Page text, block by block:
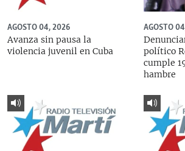
LA INVASIÓN DE RUSIA A UCRANIA
AGOSTO 04, 2026
Avanza sin pausa la
violencia juvenil en Cuba
AGOSTO
político
cumple
hambre